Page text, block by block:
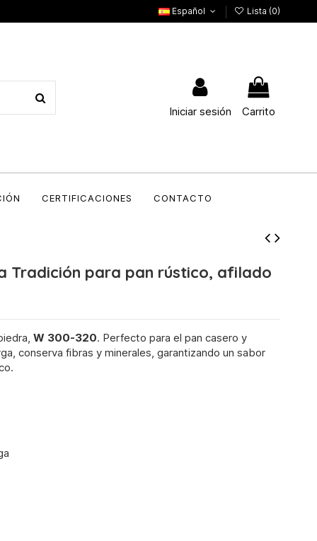
Español Lista (0)
Iniciar sesión Carrito
CERTIFICACIONES CONTACTO
Tradición para pan rústico, afilado
W 300-320. Perfecto para el pan casero y
conserva fibras y minerales, garantizando un sabor